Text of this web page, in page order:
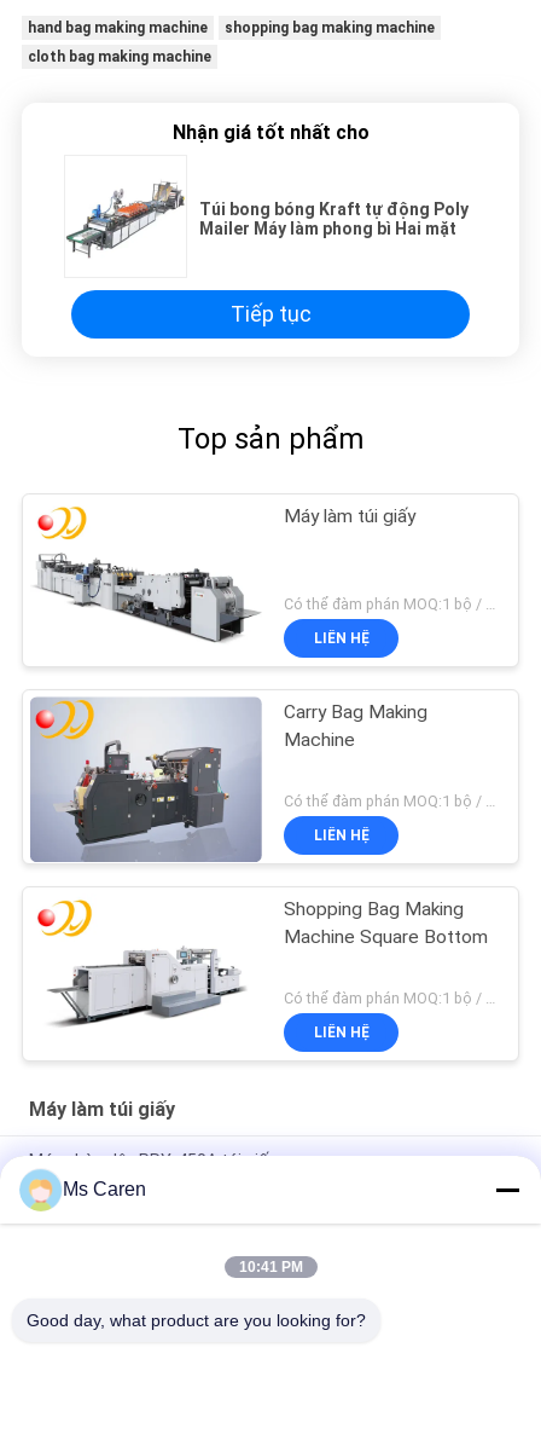
hand bag making machine
shopping bag making machine
cloth bag making machine
Nhận giá tốt nhất cho
Túi bong bóng Kraft tự động Poly
Mailer Máy làm phong bì Hai mặt
Tiếp tục
Top sản phẩm
Máy làm túi giấy
Có thể đàm phán MOQ:1 bộ / bộ
LIÊN HỆ
Carry Bag Making
Machine
Có thể đàm phán MOQ:1 bộ / bộ
LIÊN HỆ
Shopping Bag Making
Machine Square Bottom
LIÊN HỆ
Máy làm túi giấy
Máy chèn dây PRY-450A túi giấy
PRY-JD260 V hình dạng sắc bottom túi giấy thực phẩm làm
máy hình thành 380V
PRY-JD350 V hình dạng túi giấy đáy sắc nét làm máy hình
Ms Caren
10:41 PM
Good day, what product are you looking for?